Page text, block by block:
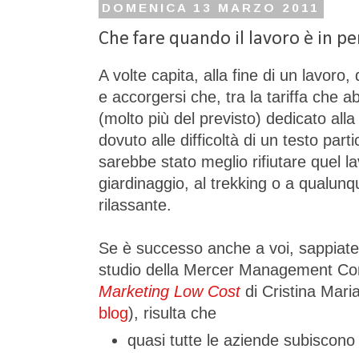
DOMENICA 13 MARZO 2011
Che fare quando il lavoro è in
A volte capita, alla fine di un lavoro,
e accorgersi che, tra la tariffa che
(molto più del previsto) dedicato
dovuto alle difficoltà di un testo
sarebbe stato meglio rifiutare quel
giardinaggio, al trekking o a
rilassante.
Se è successo anche a voi,
studio della Mercer Management
Marketing Low Costdi Cristina
blog), risulta che
quasi tutte le aziende